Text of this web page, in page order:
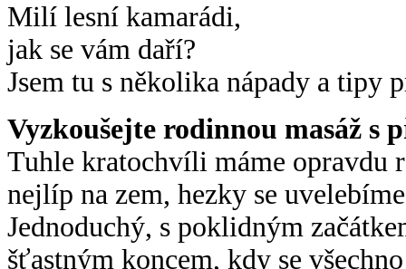
Milí lesní kamarádi,
jak se vám daří?
Jsem tu s několika nápady a tipy
Vyzkoušejte rodinnou masáž s
Tuhle kratochvíli máme opravdu
nejlíp na zem, hezky se
Jednoduchý, s poklidným
šťastným koncem, kdy se